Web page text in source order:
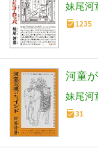
妹尾河
1235
河童
妹尾河
31